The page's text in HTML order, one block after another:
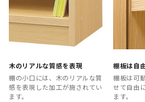
木のリアルな質感を表現
棚の小口には、木のリアルな質
感を表現した加工が施されてい
ます。
棚板は自
棚板は可
せて自由
ます。